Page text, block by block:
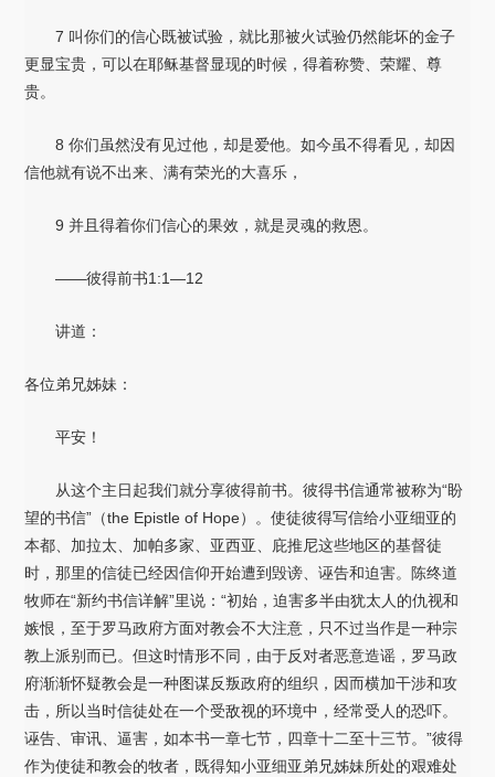
7 叫你们的信心既被试验，就比那被火试验仍然能坏的金子
更显宝贵，可以在耶稣基督显现的时候，得着称赞、荣耀、尊
贵。
8 你们虽然没有见过他，却是爱他。如今虽不得看见，却因
信他就有说不出来、满有荣光的大喜乐，
9 并且得着你们信心的果效，就是灵魂的救恩。
——彼得前书1:1—12
讲道：
各位弟兄姊妹：
平安！
从这个主日起我们就分享彼得前书。彼得书信通常被称为“盼
望的书信”（the Epistle of Hope）。使徒彼得写信给小亚细亚的
本都、加拉太、加帕多家、亚西亚、庇推尼这些地区的基督徒
时，那里的信徒已经因信仰开始遭到毁谤、诬告和迫害。陈终道
牧师在“新约书信详解”里说：“初始，迫害多半由犹太人的仇视和
嫉恨，至于罗马政府方面对教会不大注意，只不过当作是一种宗
教上派别而已。但这时情形不同，由于反对者恶意造谣，罗马政
府渐渐怀疑教会是一种图谋反叛政府的组织，因而横加干涉和攻
击，所以当时信徒处在一个受敌视的环境中，经常受人的恐吓。
诬告、审讯、逼害，如本书一章七节，四章十二至十三节。”彼得
作为使徒和教会的牧者，既得知小亚细亚弟兄姊妹所处的艰难处